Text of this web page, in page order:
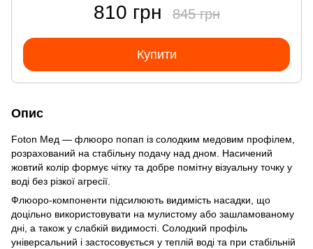
810 грн 845 грн
Купити
Опис
Foton Мед — флюоро попап із солодким медовим профілем,
розрахований на стабільну подачу над дном. Насичений
жовтий колір формує чітку та добре помітну візуальну точку у
воді без різкої агресії.
Флюоро-компоненти підсилюють видимість насадки, що
доцільно використовувати на мулистому або зашламованому
дні, а також у слабкій видимості. Солодкий профіль
універсальний і застосовується у теплій воді та при стабільній